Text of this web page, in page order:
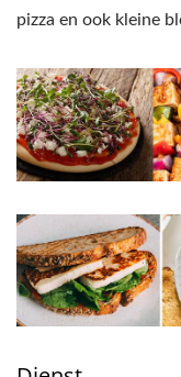
pizza en ook kleine